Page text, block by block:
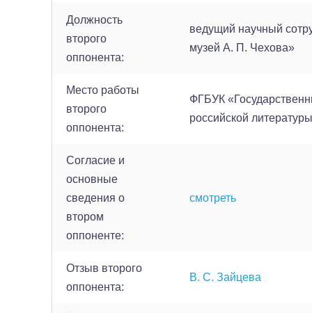
Должность
второго
оппонента:
ведущий научный
музей А. П. Чехова»
Место работы
второго
оппонента:
ФГБУК
российской
Согласие и
основные
сведения о
втором
оппоненте:
смотреть
Отзыв второго
оппонента:
В. С. Зайцева